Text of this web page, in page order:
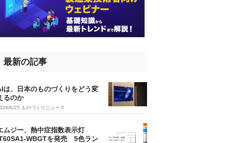
最新の記事
は、日本のものづくりをどう変
るのか
6/25 ものづくりニュース
ムジー、熱中症指数表示灯
WBGTを発売 5色ラン